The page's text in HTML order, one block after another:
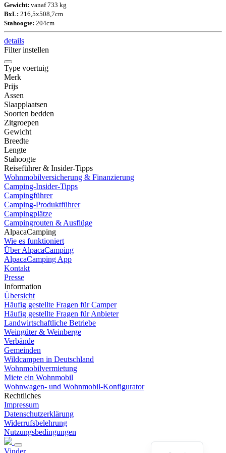
Gewicht: vanaf 733 kg
BxL: 216,5x508,7cm
Stahoogte: 204cm
details
Filter instellen
Type voertuig
Merk
Prijs
Assen
Slaapplaatsen
Soorten bedden
Zitgroepen
Gewicht
Breedte
Lengte
Stahoogte
Reiseführer & Insider-Tipps
Wohnmobilversicherung & Finanzierung
Camping-Insider-Tipps
Campingführer
Camping-Produktführer
Campingplätze
Campingrouten & Ausflüge
AlpacaCamping
Wie es funktioniert
Über AlpacaCamping
AlpacaCamping App
Kontakt
Presse
Information
Übersicht
Häufig gestellte Fragen für Camper
Häufig gestellte Fragen für Anbieter
Landwirtschaftliche Betriebe
Weingüter & Weinberge
Verbände
Gemeinden
Wildcampen in Deutschland
Wohnmobilvermietung
Miete ein Wohnmobil
Wohnwagen- und Wohnmobil-Konfigurator
Rechtliches
Impressum
Datenschutzerklärung
Widerrufsbelehrung
Nutzungsbedingungen
Vinder